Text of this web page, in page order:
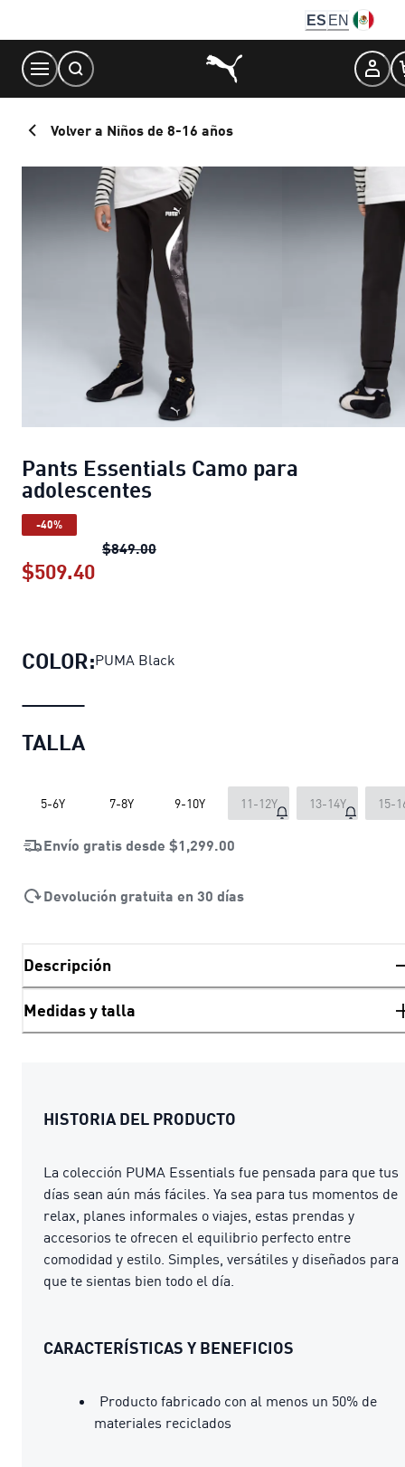
Content
ES EN
Volver a Niños de 8-16 años
Pants Essentials Camo para
adolescentes
-40%
$849.00Pants Essentials Camo para
$509.40
COLOR:PUMA Black
TALLA
5-6Y 7-8Y 9-10Y 11-12Y 13-14Y 15-
Envío gratis desde $1,299.00
Devolución gratuita en 30 días
Descripción
Medidas y talla
HISTORIA DEL PRODUCTO
La colección PUMA Essentials fue pensada para que tus
días sean aún más fáciles. Ya sea para tus momentos de
relax, planes informales o viajes, estas prendas y
accesorios te ofrecen el equilibrio perfecto entre
comodidad y estilo. Simples, versátiles y diseñados para
que te sientas bien todo el día.
CARACTERÍSTICAS Y BENEFICIOS
Producto fabricado con al menos un 50% de
materiales reciclados